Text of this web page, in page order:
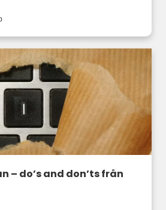
– do’s and don’ts från